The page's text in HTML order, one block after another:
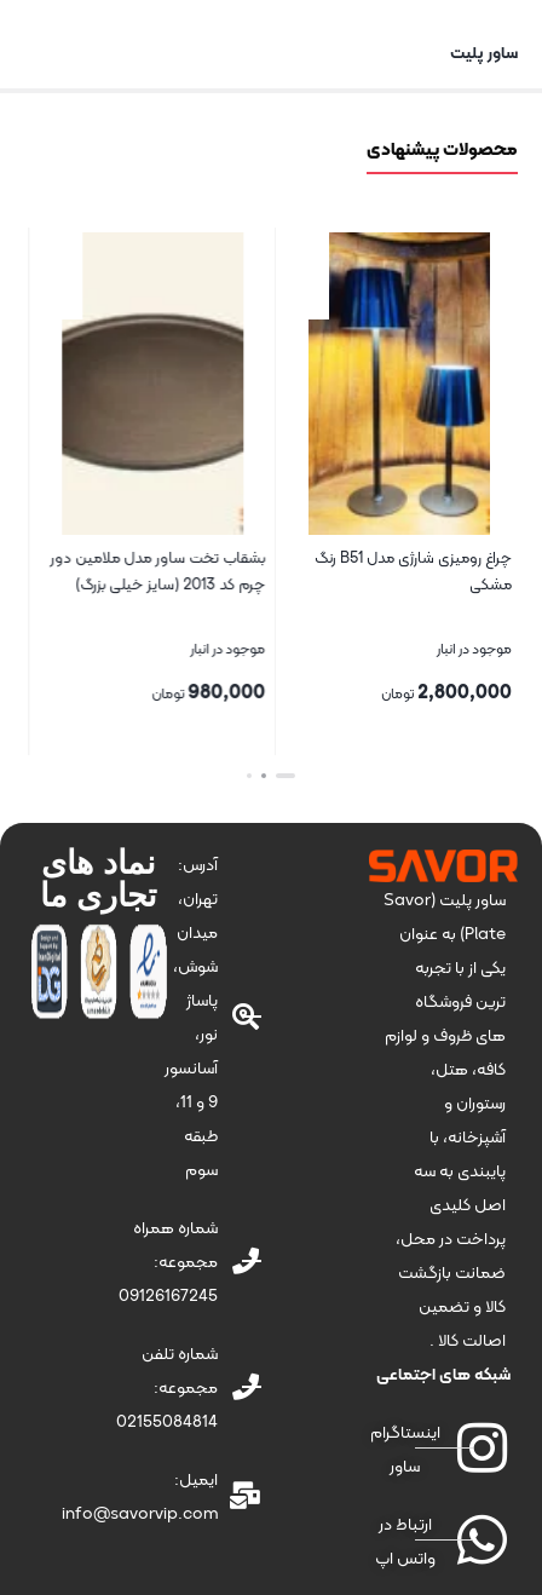
ساور پلیت
محصولات پیشنهادی
تخت ساور مدل ملامین دور
خیلی بزرگ)
در انبار
تومان
ظرف پياله ساور مدل ۰۰۵۱
موجود در انبار
180,000تومان
بستن
ظرف
ساور پلیت (Savor
Plate) به عنوان
یکی از با تجربه
ترین فروشگاه
های ظروف و لوازم
کافه، هتل،
رستوران و
آشپزخانه، با
پایبندی به سه
اصل کلیدی
پرداخت در محل،
ضمانت بازگشت
کالا و تضمین
اصالت کالا .
شبکه های اجتماعی
اینستاگرام
ساور
ارتباط در
واتس اپ
آدرس:
تهران،
میدان
شوش،
پاساژ
نور،
آسانسور
9 و 11،
طبقه
سوم
شماره همراه
مجموعه:
09126167245
شماره تلفن
مجموعه:
02155084814
ایمیل:
info@savorvip.com
نماد های
تجاری ما